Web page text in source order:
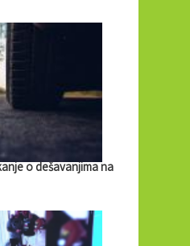
o dešavanjima na